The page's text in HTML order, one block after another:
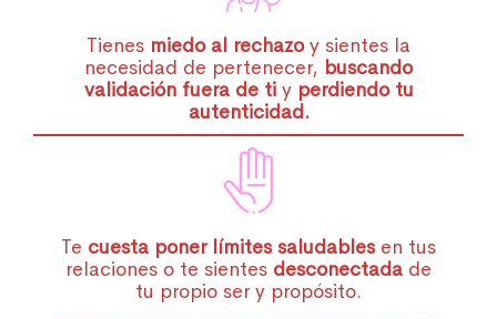
Tienes miedo al rechazoy sientes la
necesidad de pertenecer, buscando
validación fuera de tiy perdiendo tu
autenticidad.
Te cuesta poner límites saludablesen tus
relaciones o te sientes desconectada de
tu propio ser y propósito.